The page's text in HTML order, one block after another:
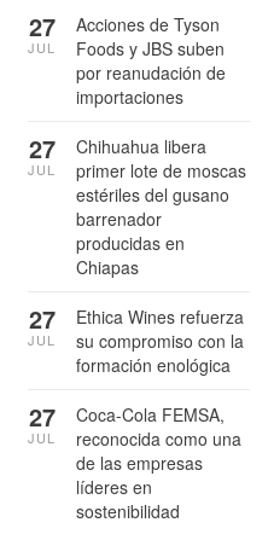
Acciones de Tyson
Foods y JBS suben
por reanudación de
importaciones
27
JUL
Chihuahua libera
primer lote de moscas
estériles del gusano
barrenador
producidas en
Chiapas
27
JUL
Ethica Wines refuerza
su compromiso con la
formación enológica
27
JUL
Coca-Cola FEMSA,
reconocida como una
de las empresas
líderes en
sostenibilidad
27
JUL